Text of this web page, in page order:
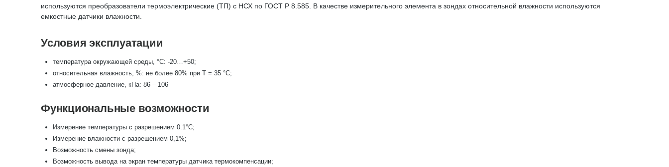
используются преобразователи термоэлектрические (ТП) с НСХ по ГОСТ Р 8.585. В качестве измерительного элемента в зондах относительной влажности используются
емкостные датчики влажности.
Условия эксплуатации
температура окружающей среды, °С: -20…+50;
относительная влажность, %: не более 80% при T = 35 °С;
атмосферное давление, кПа: 86 – 106
Функциональные возможности
Измерение температуры с разрешением 0.1°С;
Измерение влажности с разрешением 0,1%;
Возможность смены зонда;
Возможность вывода на экран температуры датчика термокомпенсации;